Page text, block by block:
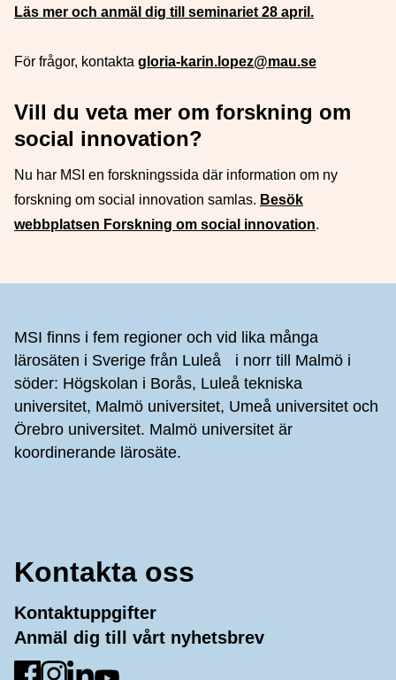
Läs mer och anmäl dig till seminariet 28 april.
För frågor, kontakta gloria-karin.lopez@mau.se
Vill du veta mer om forskning om
social innovation?
Nu har MSI en forskningssida där information om ny
forskning om social innovation samlas. Besök
webbplatsen Forskning om social innovation.
MSI finns i fem regioner och vid lika många
lärosäten i Sverige från Luleå i norr till Malmö i
söder: Högskolan i Borås, Luleå tekniska
universitet, Malmö universitet, Umeå universitet och
Örebro universitet. Malmö universitet är
koordinerande lärosäte.
Kontakta oss
Kontaktuppgifter
Anmäl dig till vårt nyhetsbrev
Gå till Facebook
Gå till Instagram
Gå till LinkedIn
Gå till YouTube